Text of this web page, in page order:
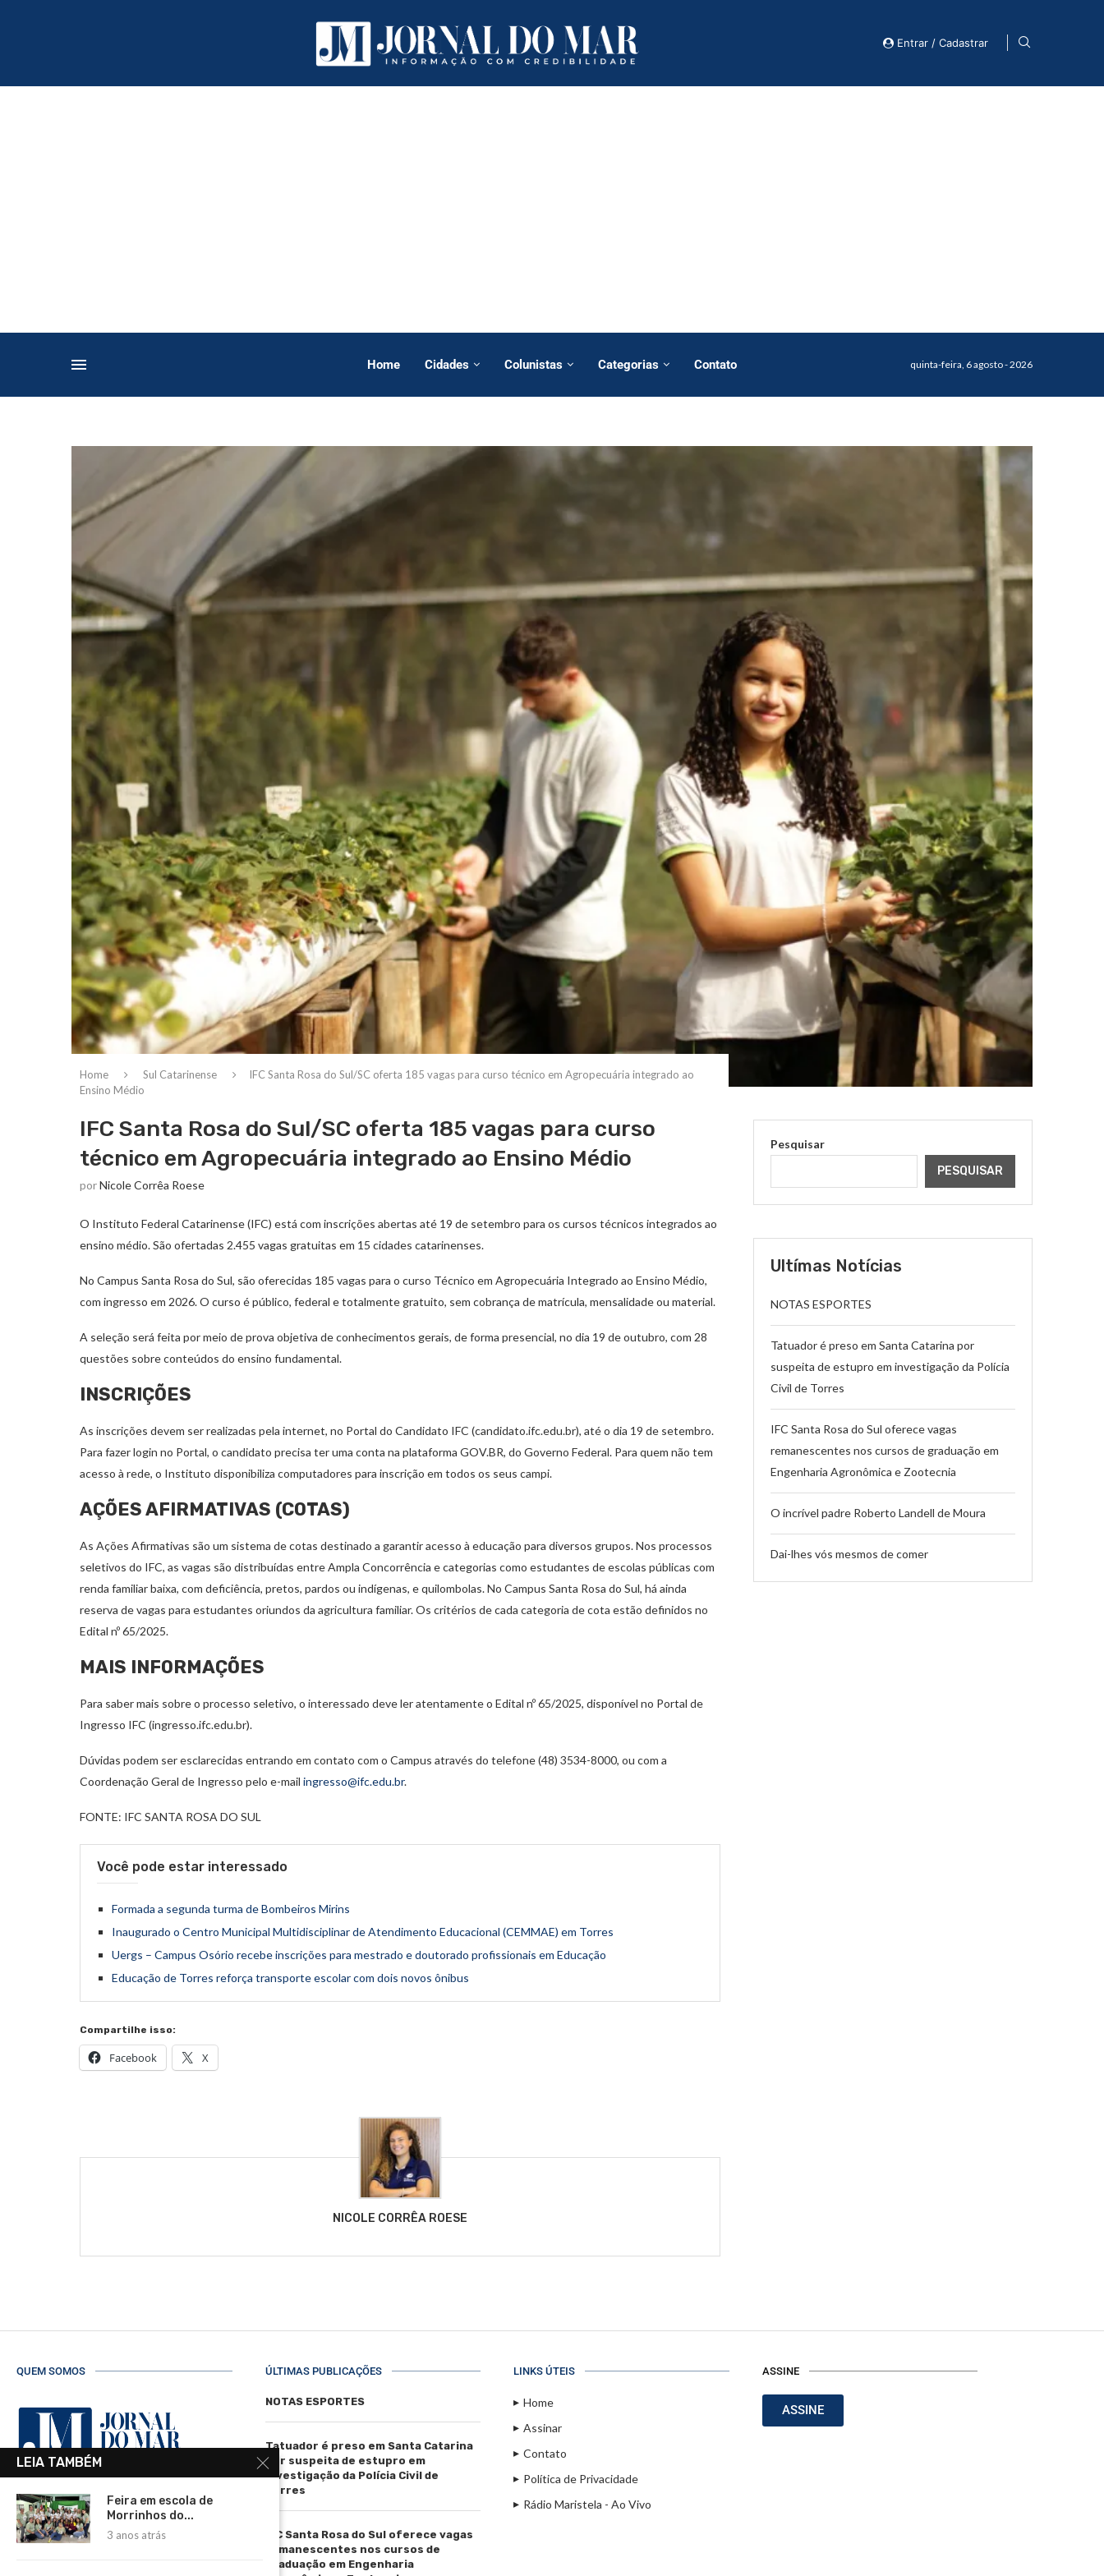
Entrar / Cadastrar
Home Cidades Colunistas Categorias Contato quinta-feira, 6 agosto - 2026
Home Sul Catarinense
IFC Santa Rosa do Sul/SC oferta 185 vagas para curso técnico em Agropecuária integrado ao
Ensino Médio
IFC Santa Rosa do Sul/SC oferta 185 vagas para curso
técnico em Agropecuária integrado ao Ensino Médio
porNicole Corrêa Roese
O Instituto Federal Catarinense (IFC) está com inscrições abertas até 19 de setembro para os cursos técnicos integrados ao
ensino médio. São ofertadas 2.455 vagas gratuitas em 15 cidades catarinenses.
No Campus Santa Rosa do Sul, são oferecidas 185 vagas para o curso Técnico em Agropecuária Integrado ao Ensino Médio,
com ingresso em 2026. O curso é público, federal e totalmente gratuito, sem cobrança de matrícula, mensalidade ou material.
A seleção será feita por meio de prova objetiva de conhecimentos gerais, de forma presencial, no dia 19 de outubro, com 28
questões sobre conteúdos do ensino fundamental.
INSCRIÇÕES
As inscrições devem ser realizadas pela internet, no Portal do Candidato IFC (candidato.ifc.edu.br), até o dia 19 de setembro.
Para fazer login no Portal, o candidato precisa ter uma conta na plataforma GOV.BR, do Governo Federal. Para quem não tem
acesso à rede, o Instituto disponibiliza computadores para inscrição em todos os seus campi.
AÇÕES AFIRMATIVAS (COTAS)
As Ações Afirmativas são um sistema de cotas destinado a garantir acesso à educação para diversos grupos. Nos processos
seletivos do IFC, as vagas são distribuídas entre Ampla Concorrência e categorias como estudantes de escolas públicas com
renda familiar baixa, com deficiência, pretos, pardos ou indígenas, e quilombolas. No Campus Santa Rosa do Sul, há ainda
reserva de vagas para estudantes oriundos da agricultura familiar. Os critérios de cada categoria de cota estão definidos no
Edital nº 65/2025.
MAIS INFORMAÇÕES
Para saber mais sobre o processo seletivo, o interessado deve ler atentamente o Edital nº 65/2025, disponível no Portal de
Ingresso IFC (ingresso.ifc.edu.br).
Dúvidas podem ser esclarecidas entrando em contato com o Campus através do telefone (48) 3534-8000, ou com a
Coordenação Geral de Ingresso pelo e-mail ingresso@ifc.edu.br.
FONTE: IFC SANTA ROSA DO SUL
Você pode estar interessado
Formada a segunda turma de Bombeiros Mirins
Inaugurado o Centro Municipal Multidisciplinar de Atendimento Educacional (CEMMAE) em Torres
Uergs – Campus Osório recebe inscrições para mestrado e doutorado profissionais em Educação
Educação de Torres reforça transporte escolar com dois novos ônibus
Compartilhe isso:
Facebook X
NICOLE CORRÊA ROESE
Pesquisar
PESQUISAR
Ultímas Notícias
NOTAS ESPORTES
Tatuador é preso em Santa Catarina por
suspeita de estupro em investigação da Polícia
Civil de Torres
IFC Santa Rosa do Sul oferece vagas
remanescentes nos cursos de graduação em
Engenharia Agronômica e Zootecnia
O incrível padre Roberto Landell de Moura
Dai-lhes vós mesmos de comer
QUEM SOMOS
R. Manoel de Matos Pereira, 40 -
Centro, Torres - RS, 95560-000
Telefone: (51) 3664-4188
ÚLTIMAS PUBLICAÇÕES
NOTAS ESPORTES
Tatuador é preso em Santa Catarina
por suspeita de estupro em
investigação da Polícia Civil de
Torres
IFC Santa Rosa do Sul oferece vagas
remanescentes nos cursos de
graduação em Engenharia
LINKS ÚTEIS
Home
Assinar
Contato
Política de Privacidade
Rádio Maristela - Ao Vivo
ASSINE
ASSINE
LEIA TAMBÉM
Feira em escola de
Morrinhos do...
3 anos atrás